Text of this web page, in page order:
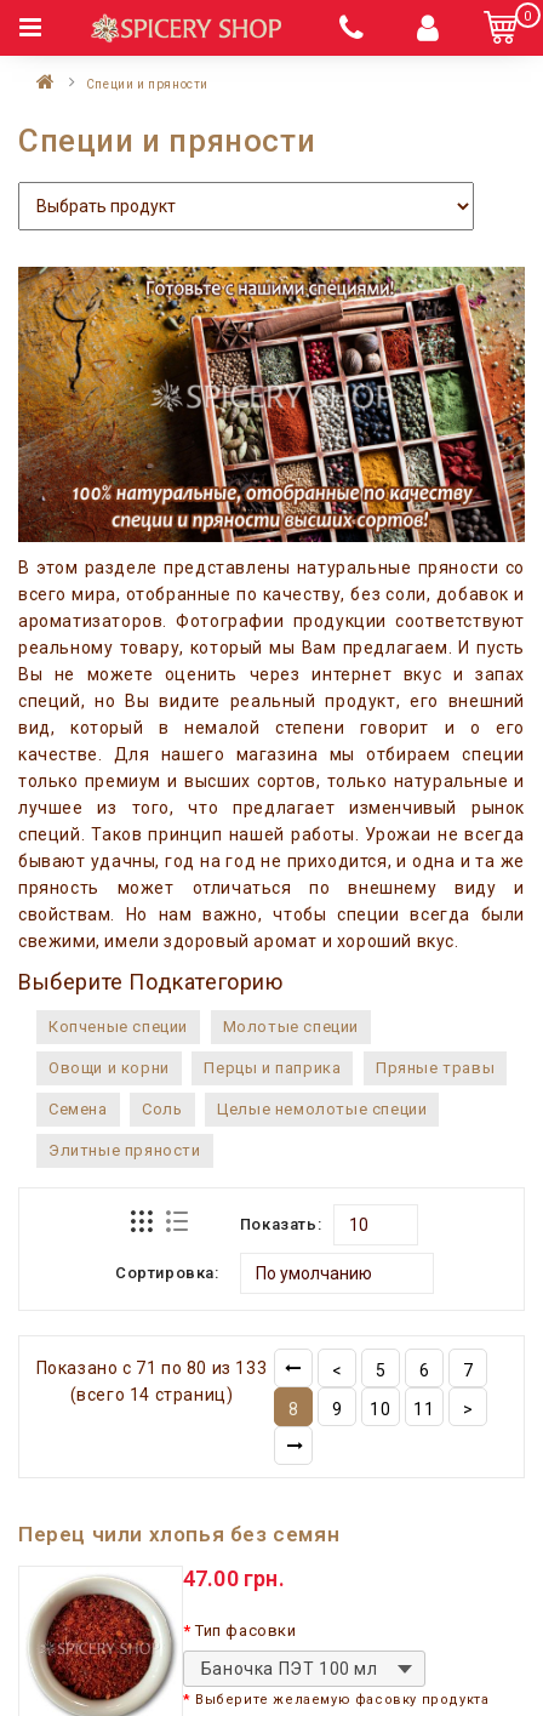
0
Специи и пряности
Специи и пряности
В этом разделе представлены натуральные пряности со
всего мира, отобранные по качеству, без соли, добавок и
ароматизаторов. Фотографии продукции соответствуют
реальному товару, который мы Вам предлагаем. И пусть
Вы не можете оценить через интернет вкус и запах
специй, но Вы видите реальный продукт, его внешний
вид, который в немалой степени говорит и о его
качестве. Для нашего магазина мы отбираем специи
только премиум и высших сортов, только натуральные и
лучшее из того, что предлагает изменчивый рынок
специй. Таков принцип нашей работы. Урожаи не всегда
бывают удачны, год на год не приходится, и одна и та же
пряность может отличаться по внешнему виду и
свойствам. Но нам важно, чтобы специи всегда были
свежими, имели здоровый аромат и хороший вкус.
Выберите Подкатегорию
Копченые специи Молотые специи
Овощи и корни Перцы и паприка Пряные травы
Семена Соль Целые немолотые специи
Элитные пряности
Показать:
Сортировка:
Показано с 71 по 80 из 133
(всего 14 страниц)
< 5 6
7
8
9 10 11 >
Перец чили хлопья без семян
47.00 грн.
Тип фасовки
Баночка ПЭТ 100 мл
Выберите желаемую фасовку продукта